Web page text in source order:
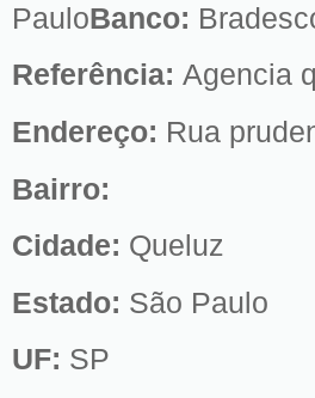
PauloBanco:
Referência: Agencia
Endereço: Rua
Bairro:
Cidade: Queluz
Estado: São Paulo
UF: SP